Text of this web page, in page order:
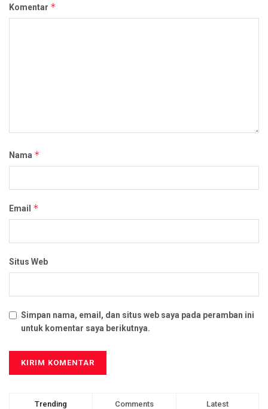
Komentar *
Nama *
Email *
Situs Web
Simpan nama, email, dan situs web saya pada peramban ini
untuk komentar saya berikutnya.
Trending Comments Latest